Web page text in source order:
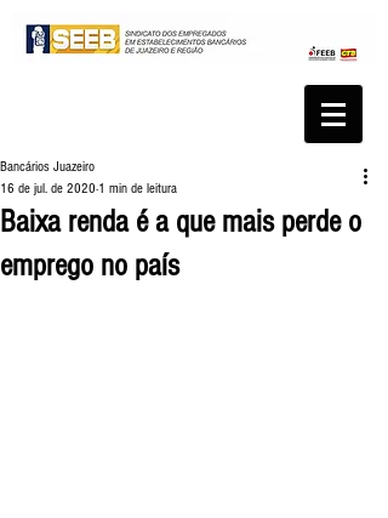
Baixa renda é a que mais perde o
emprego no país
Bancários Juazeiro
16 de jul. de 2020 1 min de leitura